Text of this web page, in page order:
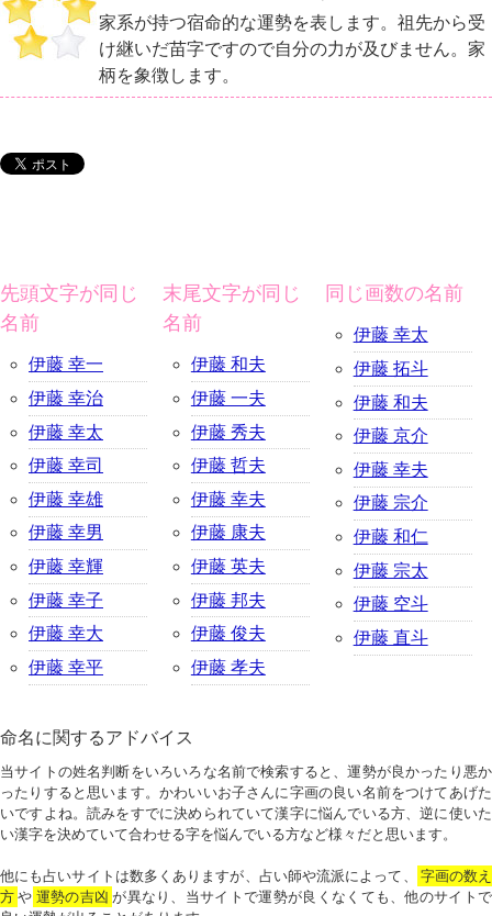
家系が持つ宿命的な運勢を表します。祖先から受
け継いだ苗字ですので自分の力が及びません。家
柄を象徴します。
先頭文字が同じ
名前
伊藤 幸一
伊藤 幸治
伊藤 幸太
伊藤 幸司
伊藤 幸雄
伊藤 幸男
伊藤 幸輝
伊藤 幸子
伊藤 幸大
伊藤 幸平
末尾文字が同じ
名前
伊藤 和夫
伊藤 一夫
伊藤 秀夫
伊藤 哲夫
伊藤 幸夫
伊藤 康夫
伊藤 英夫
伊藤 邦夫
伊藤 俊夫
伊藤 孝夫
同じ画数の名前
伊藤 幸太
伊藤 拓斗
伊藤 和夫
伊藤 京介
伊藤 幸夫
伊藤 宗介
伊藤 和仁
伊藤 宗太
伊藤 空斗
伊藤 直斗
命名に関するアドバイス
当サイトの姓名判断をいろいろな名前で検索すると、運勢が良かったり悪か
ったりすると思います。かわいいお子さんに字画の良い名前をつけてあげた
いですよね。読みをすでに決められていて漢字に悩んでいる方、逆に使いた
い漢字を決めていて合わせる字を悩んでいる方など様々だと思います。
他にも占いサイトは数多くありますが、占い師や流派によって、
字画の数え
方 や 運勢の吉凶 が異なり、当サイトで運勢が良くなくても、他のサイトで